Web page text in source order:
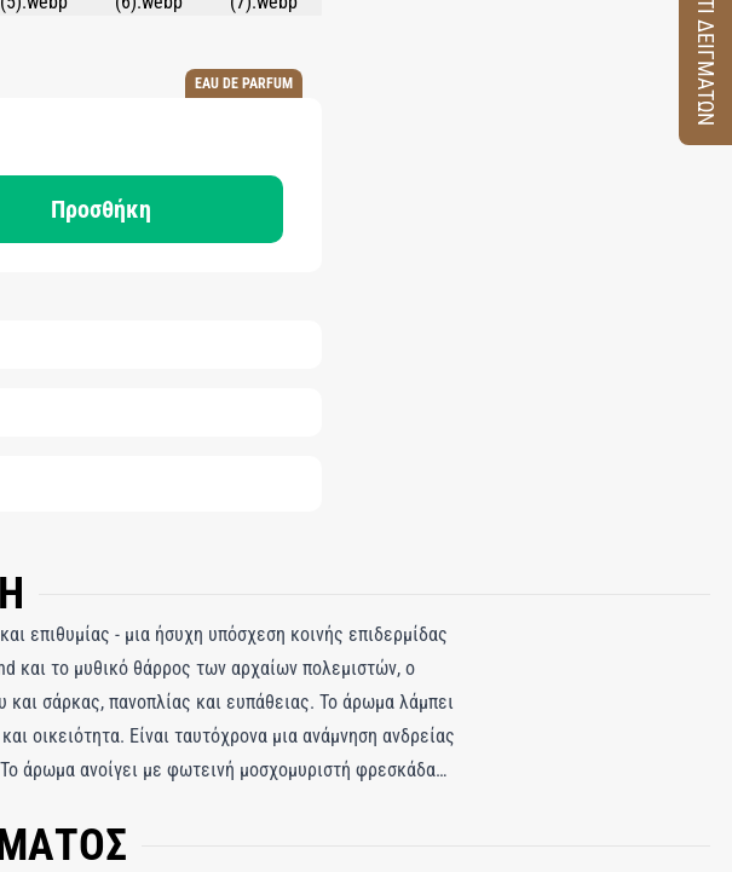
EAU DE PARFUM
Προσθήκη
επιθυμίας - μια ήσυχη υπόσχεση κοινής επιδερμίδας
και το μυθικό θάρρος των αρχαίων πολεμιστών, ο
σάρκας, πανοπλίας και ευπάθειας. Το άρωμα λάμπει
οικειότητα. Είναι ταυτόχρονα μια ανάμνηση ανδρείας
άρωμα ανοίγει με φωτεινή μοσχομυριστή φρεσκάδα
δροσερός αέρας πάνω από την ηλιόλουστη πέτρα.
δημιουργώντας μια αρωματική ζεστασιά που
ΚΟΥΤΙ ΔΕΙΓΜΑΤΩΝ